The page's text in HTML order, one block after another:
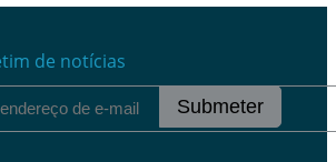
de notícias
Submeter